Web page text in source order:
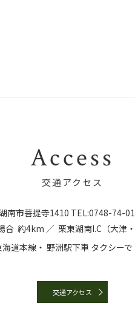
Access
交通アクセス
南市菩提寺1410 TEL:0748-74-
合 約4km ／ 栗東湖南I.C（大津・
道本線・ 野洲駅下車 タクシーで
交通アクセス